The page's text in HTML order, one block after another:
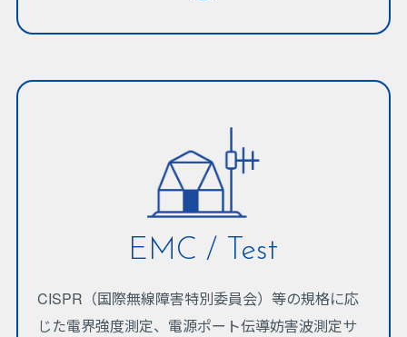
EMC / Test
CISPR（国際無線障害特別委員会）等の規格に応
じた電界強度測定、電源ポート伝導妨害波測定サ